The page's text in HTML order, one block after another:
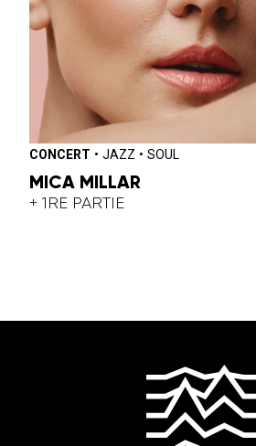
CONCERT • JAZZ • SOUL
MICA MILLAR
+ 1RE PARTIE